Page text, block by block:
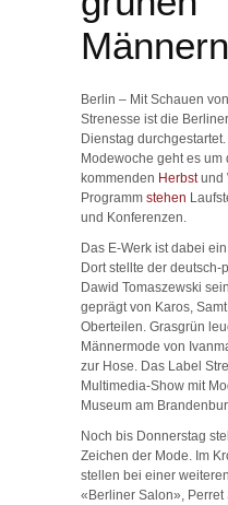
Männern
Berlin – Mit Schauen
Strenesse ist die
Dienstag
Modewoche geht es um
kommenden Herbstund
Programm stehen
und Konferenzen.
Das E-Werk ist dabei
Dort stellte der
Dawid Tomaszewski
geprägt von Karos,
Oberteilen. Grasgrün
Männermode von
zur Hose. Das Label
Multimedia-Show mit
Museum am
Noch bis Donnerstag
Zeichen der Mode. Im
stellen bei einer
«Berliner Salon», Perret